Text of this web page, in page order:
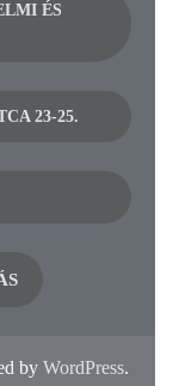
ÉS
23-25.
by WordPress.